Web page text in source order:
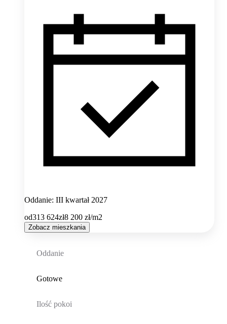
Oddanie: III kwartał 2027
od313 624zł8 200 zł/m2
Zobacz mieszkania
Oddanie
Gotowe
Ilość pokoi